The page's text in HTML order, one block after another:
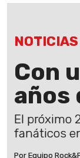
NOTICIAS
Con
años
El próximo
fanáticos
Por Equipo